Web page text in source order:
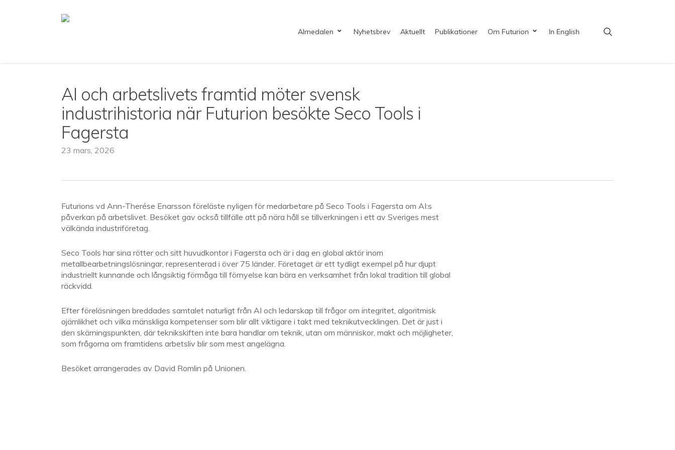
Almedalen Nyhetsbrev Aktuellt Publikationer Om Futurion In English
AI och arbetslivets framtid möter svensk
industrihistoria när Futurion besökte Seco Tools i
Fagersta
23 mars, 2026
Futurions vd Ann-Therése Enarsson föreläste nyligen för medarbetare på Seco Tools i Fagersta om AI:s
påverkan på arbetslivet. Besöket gav också tillfälle att på nära håll se tillverkningen i ett av Sveriges mest
välkända industriföretag.
Seco Tools har sina rötter och sitt huvudkontor i Fagersta och är i dag en global aktör inom
metallbearbetningslösningar, representerad i över 75 länder. Företaget är ett tydligt exempel på hur djupt
industriellt kunnande och långsiktig förmåga till förnyelse kan bära en verksamhet från lokal tradition till global
räckvidd.
Efter föreläsningen breddades samtalet naturligt från AI och ledarskap till frågor om integritet, algoritmisk
ojämlikhet och vilka mänskliga kompetenser som blir allt viktigare i takt med teknikutvecklingen. Det är just i
den skärningspunkten, där teknikskiften inte bara handlar om teknik, utan om människor, makt och möjligheter,
som frågorna om framtidens arbetsliv blir som mest angelägna.
Besöket arrangerades av David Romlin på Unionen.